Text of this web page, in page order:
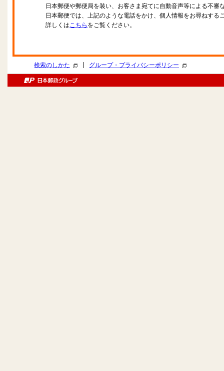
日本郵便や郵便局を装い、お客さま宛てに自動音声等による不審
日本郵便では、上記のような電話をかけ、個人情報をお尋ねする
詳しくはこちら をご覧ください。
検索のしかた グループ・プライバシーポリシー